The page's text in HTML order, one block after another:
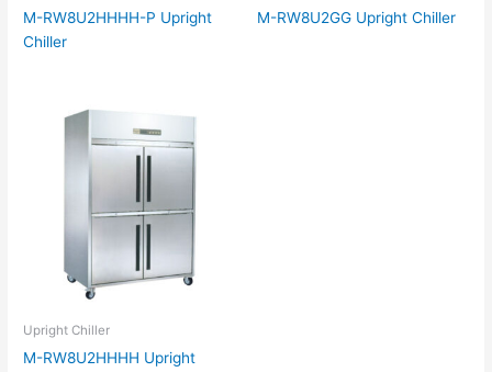
M-RW8U2HHHH-P Upright
Chiller
M-RW8U2GG Upright Chiller
Upright Chiller
M-RW8U2HHHH Upright